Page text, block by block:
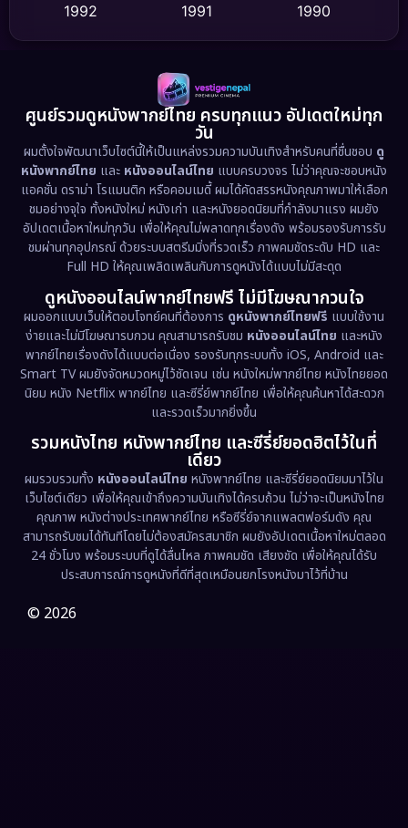
Detective สืบสวน (62)
Disaster (13)
Disney+ (5)
Documentary สารคดี (94)
Drama ดราม่า (1,513)
Dystopian (17)
Emotional (61)
Epic มหากาพย์ (227)
Erotic (36)
Family ครอบครัว (375)
Fantasy จินตนาการ (338)
Fiction (9)
Film (57)
Gothic
1992
1991
1990
1989
1988
1986
1983
1978
1974
1962
ศูนย์รวมดูหนังพากย์ไทย ครบทุกแนว อัปเดตใหม่ทุก
วัน
ผมตั้งใจพัฒนาเว็บไซต์นี้ให้เป็นแหล่งรวมความบันเทิงสำหรับคนที่ชื่นชอบ ดู
หนังพากย์ไทย และ หนังออนไลน์ไทย แบบครบวงจร ไม่ว่าคุณจะชอบหนัง
แอคชั่น ดราม่า โรแมนติก หรือคอมเมดี้ ผมได้คัดสรรหนังคุณภาพมาให้เลือก
ชมอย่างจุใจ ทั้งหนังใหม่ หนังเก่า และหนังยอดนิยมที่กำลังมาแรง ผมยัง
อัปเดตเนื้อหาใหม่ทุกวัน เพื่อให้คุณไม่พลาดทุกเรื่องดัง พร้อมรองรับการรับ
ชมผ่านทุกอุปกรณ์ ด้วยระบบสตรีมมิ่งที่รวดเร็ว ภาพคมชัดระดับ HD และ
Full HD ให้คุณเพลิดเพลินกับการดูหนังได้แบบไม่มีสะดุด
ดูหนังออนไลน์พากย์ไทยฟรี ไม่มีโฆษณากวนใจ
ผมออกแบบเว็บให้ตอบโจทย์คนที่ต้องการ ดูหนังพากย์ไทยฟรี แบบใช้งาน
ง่ายและไม่มีโฆษณารบกวน คุณสามารถรับชม หนังออนไลน์ไทย และหนัง
พากย์ไทยเรื่องดังได้แบบต่อเนื่อง รองรับทุกระบบทั้ง iOS, Android และ
Smart TV ผมยังจัดหมวดหมู่ไว้ชัดเจน เช่น หนังใหม่พากย์ไทย หนังไทยยอด
นิยม หนัง Netflix พากย์ไทย และซีรี่ย์พากย์ไทย เพื่อให้คุณค้นหาได้สะดวก
และรวดเร็วมากยิ่งขึ้น
รวมหนังไทย หนังพากย์ไทย และซีรี่ย์ยอดฮิตไว้ในที่
เดียว
ผมรวบรวมทั้ง หนังออนไลน์ไทย หนังพากย์ไทย และซีรี่ย์ยอดนิยมมาไว้ใน
เว็บไซต์เดียว เพื่อให้คุณเข้าถึงความบันเทิงได้ครบถ้วน ไม่ว่าจะเป็นหนังไทย
คุณภาพ หนังต่างประเทศพากย์ไทย หรือซีรี่ย์จากแพลตฟอร์มดัง คุณ
สามารถรับชมได้ทันทีโดยไม่ต้องสมัครสมาชิก ผมยังอัปเดตเนื้อหาใหม่ตลอด
24 ชั่วโมง พร้อมระบบที่ดูได้ลื่นไหล ภาพคมชัด เสียงชัด เพื่อให้คุณได้รับ
ประสบการณ์การดูหนังที่ดีที่สุดเหมือนยกโรงหนังมาไว้ที่บ้าน
© 2026